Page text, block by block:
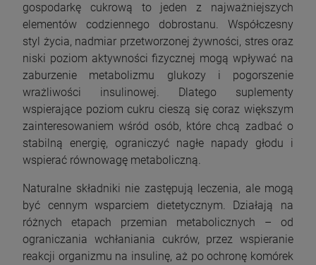
gospodarkę cukrową to jeden z najważniejszych
elementów codziennego dobrostanu. Współczesny
styl życia, nadmiar przetworzonej żywności, stres oraz
niski poziom aktywności fizycznej mogą wpływać na
zaburzenie metabolizmu glukozy i pogorszenie
wrażliwości insulinowej. Dlatego suplementy
wspierające poziom cukru cieszą się coraz większym
zainteresowaniem wśród osób, które chcą zadbać o
stabilną energię, ograniczyć nagłe napady głodu i
wspierać równowagę metaboliczną.
Naturalne składniki nie zastępują leczenia, ale mogą
być cennym wsparciem dietetycznym. Działają na
różnych etapach przemian metabolicznych – od
ograniczania wchłaniania cukrów, przez wspieranie
reakcji organizmu na insulinę, aż po ochronę komórek